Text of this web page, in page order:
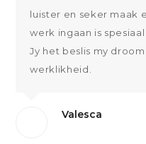
luister en seker maak
werk ingaan is
Jy het beslis my
werklikheid.
Valesca